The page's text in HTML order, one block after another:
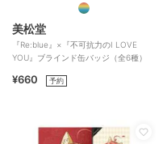
美松堂
『Re:blue』×『不可抗力のI LOVE
YOU』ブラインド缶バッジ（全6種）
¥660 予約